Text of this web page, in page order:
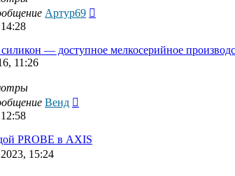
Артур69
силикон — доступное мелкосерийное
11:26
Венд
PROBE в AXIS
15:24